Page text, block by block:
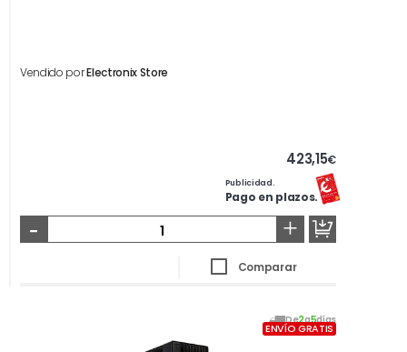
Vendido porElectronix Store
423,15€
Publicidad.
Pago en plazos.
- +
Comparar
De2a5días
ENVÍO GRATIS